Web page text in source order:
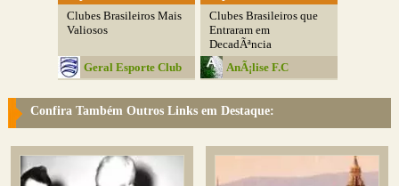
Clubes Brasileiros Mais
Valiosos
Geral Esporte Club
Clubes Brasileiros que
Entraram em
DecadÃªncia
AnÃ¡lise F.C
Confira Também Outros Links em Destaque: